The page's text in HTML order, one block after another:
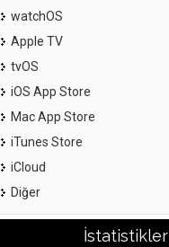
watchOS
Apple TV
tvOS
iOS App Store
Mac App Store
iTunes Store
iCloud
Diğer
İstatistikler